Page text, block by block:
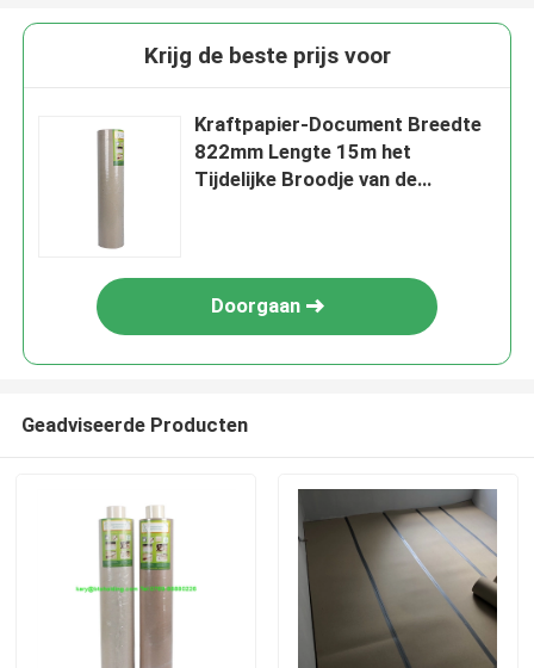
Krijg de beste prijs voor
Kraftpapier-Document Breedte
822mm Lengte 15m het
Tijdelijke Broodje van de
Doorgaan
Geadviseerde Producten